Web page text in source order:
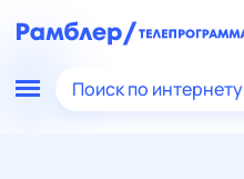
Поиск по интернету